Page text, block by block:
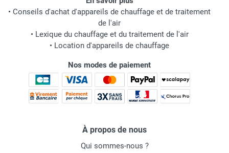
• Conseils d'achat d'appareils de chauffage et de traitement
de l'air
• Lexique du chauffage et du traitement de l'air
• Location d'appareils de chauffage
Nos modes de paiement
À propos de nous
Qui sommes-nous ?